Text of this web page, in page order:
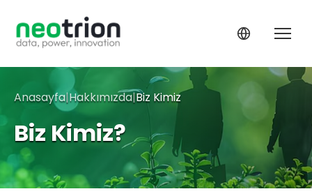
Anasayfa|Hakkımızda|Biz Kimiz
Biz Kimiz?